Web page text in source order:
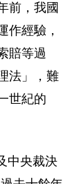
前，我國
作經驗，
賠等過
法」，難
世紀的
中央裁決